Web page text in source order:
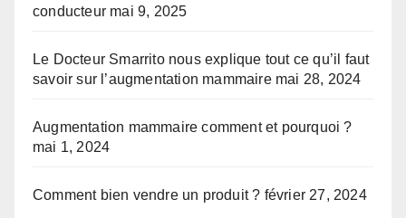
conducteur mai 9, 2025
Le Docteur Smarrito nous explique tout ce qu’il faut
savoir sur l’augmentation mammaire mai 28, 2024
Augmentation mammaire comment et pourquoi ?
mai 1, 2024
Comment bien vendre un produit ? février 27, 2024